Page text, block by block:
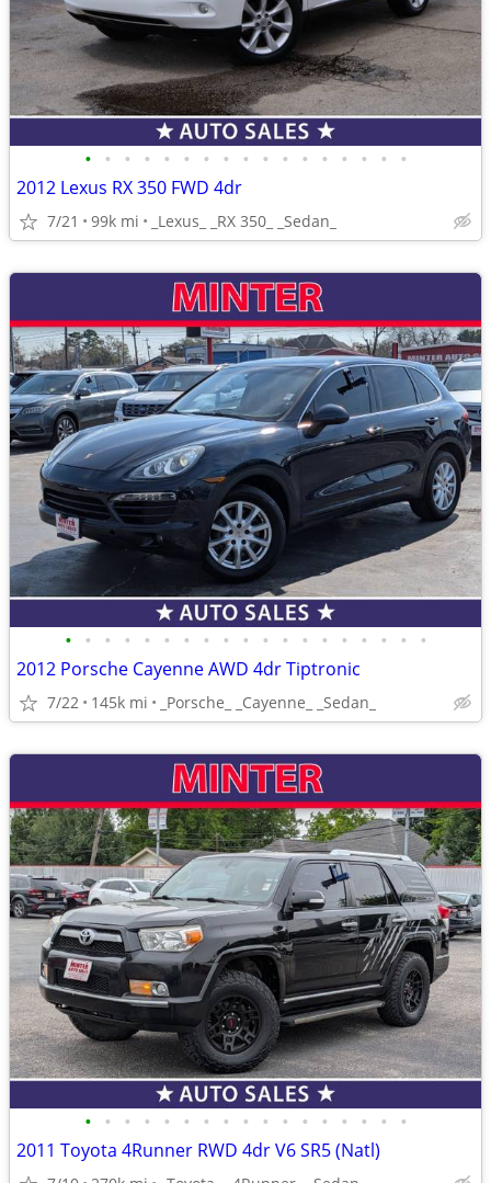
• • • • • • • • • • • • • • • • •
2012 Lexus RX 350 FWD 4dr
7/21 99k mi _Lexus_ _RX 350_ _Sedan_
• • • • • • • • • • • • • • • • • • •
2012 Porsche Cayenne AWD 4dr Tiptronic
7/22 145k mi _Porsche_ _Cayenne_ _Sedan_
• • • • • • • • • • • • • • • • •
2011 Toyota 4Runner RWD 4dr V6 SR5 (Natl)